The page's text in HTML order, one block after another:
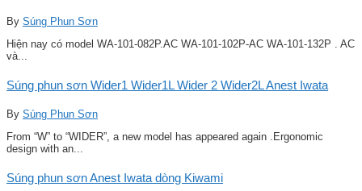
By Súng Phun Sơn
Hiện nay có model WA-101-082P.AC WA-101-102P-AC WA-101-132P . AC
và...
Súng phun sơn Wider1 Wider1L Wider 2 Wider2L Anest Iwata
By Súng Phun Sơn
From “W” to “WIDER”, a new model has appeared again .Ergonomic
design with an...
Súng phun sơn Anest Iwata dòng Kiwami